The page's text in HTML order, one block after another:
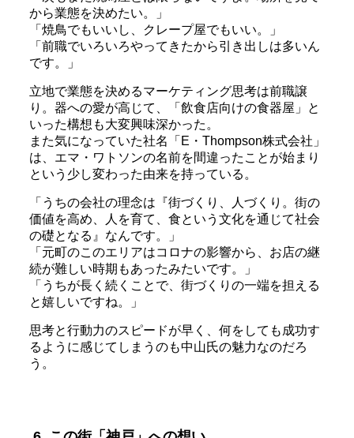
から業態を決めたい。」
「焼鳥でもいいし、クレープ屋でもいい。」
「前職でいろいろやってきたから引き出しは多いん
です。」
立地で業態を決めるマーケティング思考は前職譲
り。器への愛が高じて、「飲食店向けの食器屋」と
いった構想も大変興味深かった。
また気になっていた社名「E・Thompson株式会社」
は、エマ・ワトソンの名前を間違ったことが始まり
という少し変わった由来を持っている。
「うちの会社の理念は『街づくり、人づくり。街の
価値を高め、人を育て、食という文化を通じて社会
の礎となる』なんです。」
「元町のこのエリアはコロナの影響から、お店の継
続が難しい時期もあったみたいです。」
「うちが長く続くことで、街づくりの一端を担える
と嬉しいですね。」
思考と行動力のスピードが早く、何をしても成功す
るように感じてしまうのも中山氏の魅力なのだろ
う。